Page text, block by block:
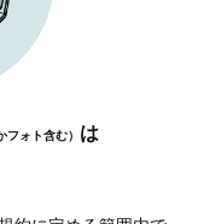
フォト含む） は